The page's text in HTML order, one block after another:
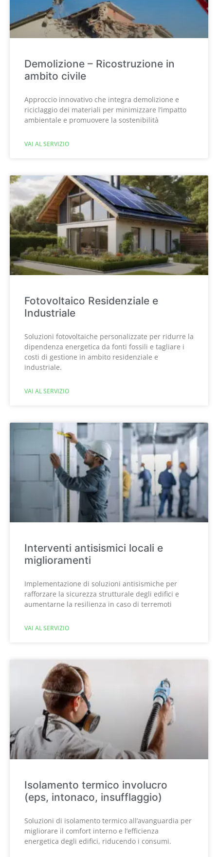
Demolizione – Ricostruzione in
ambito civile
Approccio innovativo che integra demolizione e
riciclaggio dei materiali per minimizzare l’impatto
ambientale e promuovere la sostenibilità
VAI AL SERVIZIO
Fotovoltaico Residenziale e
Industriale
Soluzioni fotovoltaiche personalizzate per ridurre la
dipendenza energetica da fonti fossili e tagliare i
costi di gestione in ambito residenziale e
industriale.
VAI AL SERVIZIO
Interventi antisismici locali e
miglioramenti
Implementazione di soluzioni antisismiche per
rafforzare la sicurezza strutturale degli edifici e
aumentarne la resilienza in caso di terremoti
VAI AL SERVIZIO
Isolamento termico involucro
(eps, intonaco, insufflaggio)
Soluzioni di isolamento termico all’avanguardia per
migliorare il comfort interno e l’efficienza
energetica degli edifici, riducendo i consumi.